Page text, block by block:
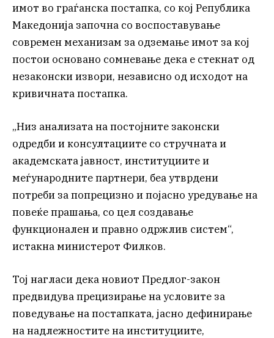
имот во граѓанска постапка, со кој Република
Македонија започна со воспоставување
современ механизам за одземање имот за кој
постои основано сомневање дека е стекнат од
незаконски извори, независно од исходот на
кривичната постапка.
„Низ анализата на постојните законски
одредби и консултациите со стручната и
академската јавност, институциите и
меѓународните партнери, беа утврдени
потреби за попрецизно и појасно уредување на
повеќе прашања, со цел создавање
функционален и правно одржлив систем“,
истакна министерот Филков.
Тој нагласи дека новиот Предлог-закон
предвидува прецизирање на условите за
поведување на постапката, јасно дефинирање
на надлежностите на институциите,